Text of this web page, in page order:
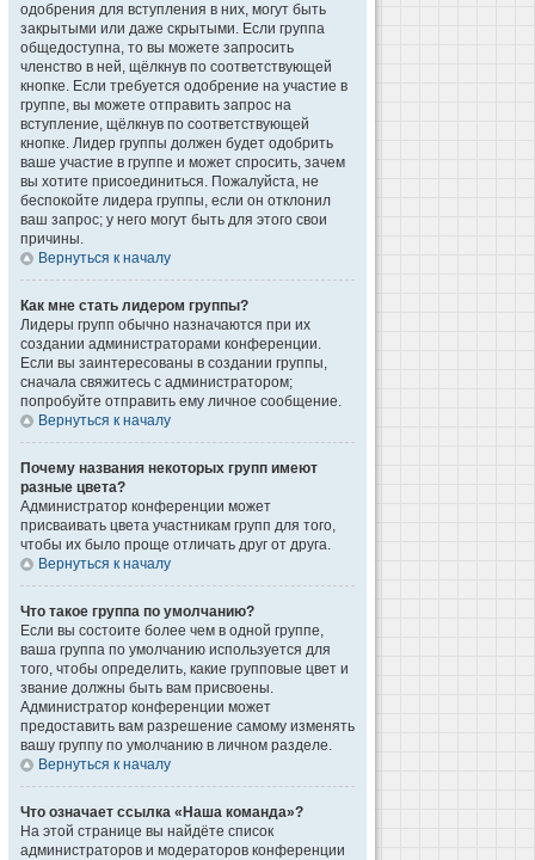
одобрения для вступления в них, могут быть
закрытыми или даже скрытыми. Если группа
общедоступна, то вы можете запросить
членство в ней, щёлкнув по соответствующей
кнопке. Если требуется одобрение на участие в
группе, вы можете отправить запрос на
вступление, щёлкнув по соответствующей
кнопке. Лидер группы должен будет одобрить
ваше участие в группе и может спросить, зачем
вы хотите присоединиться. Пожалуйста, не
беспокойте лидера группы, если он отклонил
ваш запрос; у него могут быть для этого свои
причины.
Вернуться к началу
Как мне стать лидером группы?
Лидеры групп обычно назначаются при их
создании администраторами конференции.
Если вы заинтересованы в создании группы,
сначала свяжитесь с администратором;
попробуйте отправить ему личное сообщение.
Вернуться к началу
Почему названия некоторых групп имеют
разные цвета?
Администратор конференции может
присваивать цвета участникам групп для того,
чтобы их было проще отличать друг от друга.
Вернуться к началу
Что такое группа по умолчанию?
Если вы состоите более чем в одной группе,
ваша группа по умолчанию используется для
того, чтобы определить, какие групповые цвет и
звание должны быть вам присвоены.
Администратор конференции может
предоставить вам разрешение самому изменять
вашу группу по умолчанию в личном разделе.
Вернуться к началу
Что означает ссылка «Наша команда»?
На этой странице вы найдёте список
администраторов и модераторов конференции